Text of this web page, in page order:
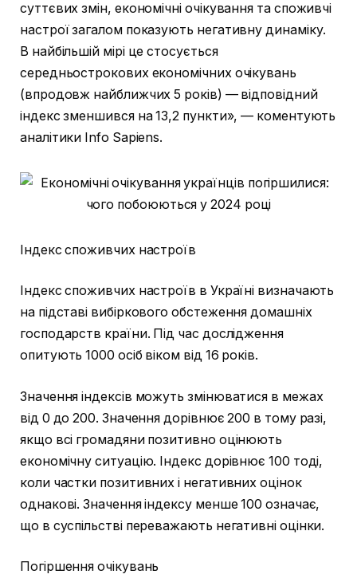
суттєвих змін, економічні очікування та споживчі
настрої загалом показують негативну динаміку.
В найбільшій мірі це стосується
середньострокових економічних очікувань
(впродовж найближчих 5 років) — відповідний
індекс зменшився на 13,2 пункти», — коментують
аналітики Info Sapiens.
Індекс споживчих настроїв
Індекс споживчих настроїв в Україні визначають
на підставі вибіркового обстеження домашніх
господарств країни. Під час дослідження
опитують 1000 осіб віком від 16 років.
Значення індексів можуть змінюватися в межах
від 0 до 200. Значення дорівнює 200 в тому разі,
якщо всі громадяни позитивно оцінюють
економічну ситуацію. Індекс дорівнює 100 тоді,
коли частки позитивних і негативних оцінок
однакові. Значення індексу менше 100 означає,
що в суспільстві переважають негативні оцінки.
Погіршення очікувань